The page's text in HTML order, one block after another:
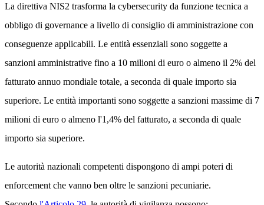
La direttiva NIS2 trasforma la cybersecurity da funzione tecnica a
obbligo di governance a livello di consiglio di amministrazione con
conseguenze applicabili. Le entità essenziali sono soggette a
sanzioni amministrative fino a 10 milioni di euro o almeno il 2% del
fatturato annuo mondiale totale, a seconda di quale importo sia
superiore. Le entità importanti sono soggette a sanzioni massime di 7
milioni di euro o almeno l'1,4% del fatturato, a seconda di quale
importo sia superiore.
Le autorità nazionali competenti dispongono di ampi poteri di
enforcement che vanno ben oltre le sanzioni pecuniarie.